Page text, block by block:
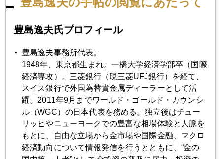
ご自身の安全の為にシートベルトはお締めいただきますこと
2011年
1月 2月 3月 4月 5月 6月
7月 9月 10月 11月 12月
豊島逸夫氏プロフィール
豊島逸夫事務所代表。
1948年、東京都生まれ。一橋大学経済学部卒（国際
経済専攻）。三菱銀行（現三菱UFJ銀行）を経て、
スイス銀行で外国為替貴金属ディーラーとして活
躍。2011年9月までワールド・ゴールド・カウンシ
ル（WGC）の日本代表を務める。独立後はチュー
リッヒやニューヨークでの豊富な相場体験と人脈を
もとに、自由な立場から金市場や国際金融、マクロ
経済動向について情報発信を行うとともに、“金の